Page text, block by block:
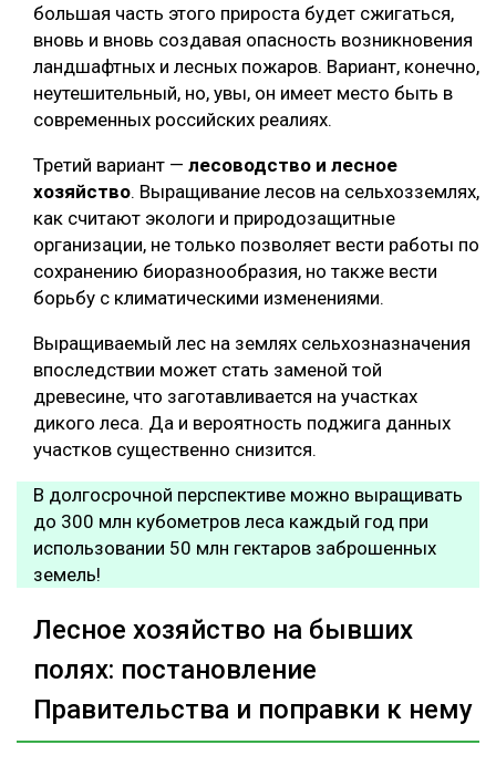
большая часть этого прироста будет сжигаться,
вновь и вновь создавая опасность возникновения
ландшафтных и лесных пожаров. Вариант, конечно,
неутешительный, но, увы, он имеет место быть в
современных российских реалиях.
Третий вариант — лесоводство и лесное
хозяйство. Выращивание лесов на сельхозземлях,
как считают экологи и природозащитные
организации, не только позволяет вести работы по
сохранению биоразнообразия, но также вести
борьбу с климатическими изменениями.
Выращиваемый лес на землях сельхозназначения
впоследствии может стать заменой той
древесине, что заготавливается на участках
дикого леса. Да и вероятность поджига данных
участков существенно снизится.
В долгосрочной перспективе можно выращивать
до 300 млн кубометров леса каждый год при
использовании 50 млн гектаров заброшенных
земель!
Лесное хозяйство на бывших
полях: постановление
Правительства и поправки к нему